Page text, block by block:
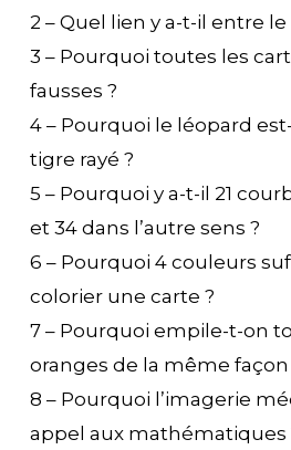
2 – Quel lien y a-t-il entre le
3 – Pourquoi toutes les
fausses ?
4 – Pourquoi le léopard
tigre rayé ?
5 – Pourquoi y a-t-il 21
et 34 dans l’autre sens ?
6 – Pourquoi 4 couleurs
colorier une carte ?
7 – Pourquoi empile-t-on
oranges de la même façon
8 – Pourquoi l’imagerie
appel aux mathématiques